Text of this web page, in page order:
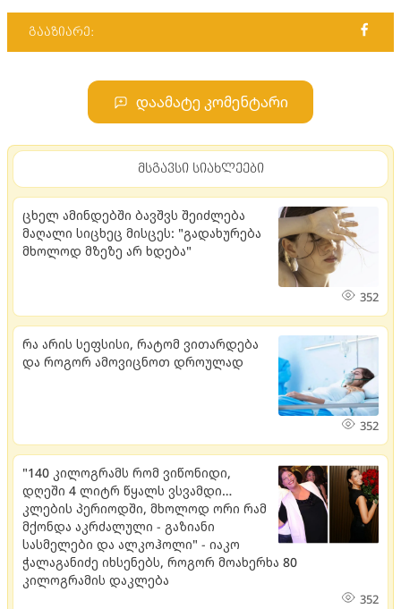
გააზიარე:
დაამატე კომენტარი
მსგავსი სიახლეები
ცხელ ამინდებში ბავშვს შეიძლება
მაღალი სიცხეც მისცეს: "გადახურება
მხოლოდ მზეზე არ ხდება"
352
რა არის სეფსისი, რატომ ვითარდება
და როგორ ამოვიცნოთ დროულად
352
"140 კილოგრამს რომ ვიწონიდი,
დღეში 4 ლიტრ წყალს ვსვამდი…
კლების პერიოდში, მხოლოდ ორი რამ
მქონდა აკრძალული - გაზიანი
სასმელები და ალკოჰოლი" - იაკო
ჭალაგანიძე იხსენებს, როგორ მოახერხა 80
კილოგრამის დაკლება
352